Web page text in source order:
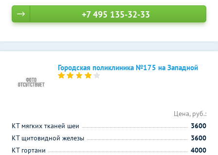
+7 495 135-32-33
Городская поликлиника №175 на Западной
Цена, руб.:
КТ мягких тканей шеи
3600
КТ щитовидной железы
3600
КТ гортани
4000